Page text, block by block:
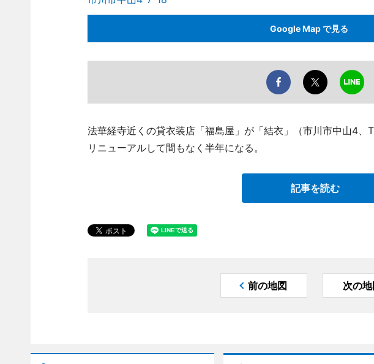
Google Map で見る
法華経寺近くの貸衣装店「福島屋」が「結衣」（市川市中山4
リニューアルして間もなく半年になる。
記事を読む
前の地図 次の地